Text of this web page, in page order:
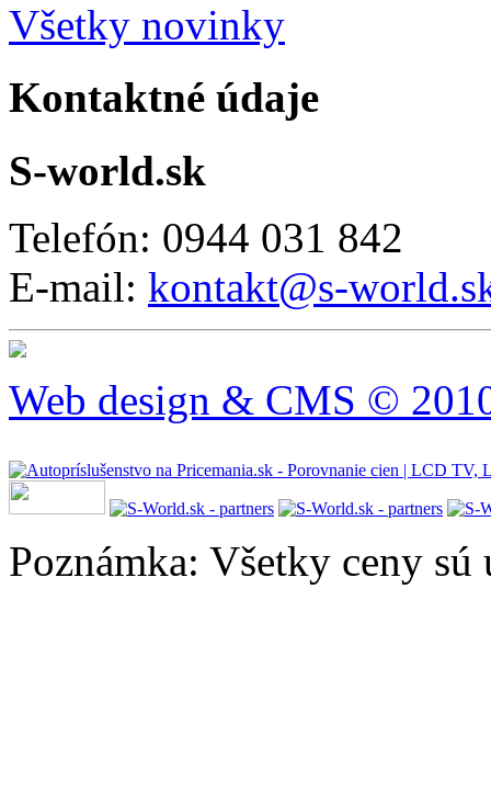
Všetky novinky
Kontaktné údaje
S-world.sk
Telefón: 0944 031 842
E-mail: kontakt@s-
Web design & CMS ©
Poznámka: Všetky ceny sú